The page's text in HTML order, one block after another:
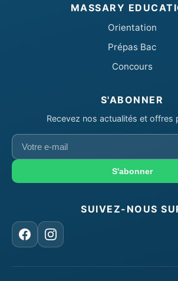
MASSARY
Orientation
Prépas Bac
Concours
S'ABONNER
Recevez nos actualités et offres
Votre
e-
S'abonner
SUIVEZ-NOUS
FacebookInstagram